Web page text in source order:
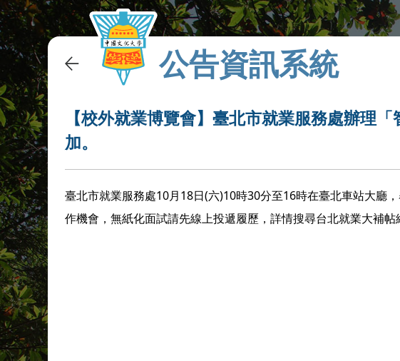
公告資訊系統
【校外就業博覽會】臺北市就業服務處辦理
加。
臺北市就業服務處10月18日(六)10時30分至16時在臺北車站大廳
作機會，無紙化面試請先線上投遞履歷，詳情搜尋台北就業大補帖